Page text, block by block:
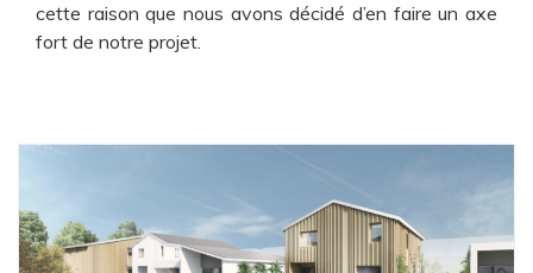
cette raison que nous avons décidé d’en faire un axe
fort de notre projet.